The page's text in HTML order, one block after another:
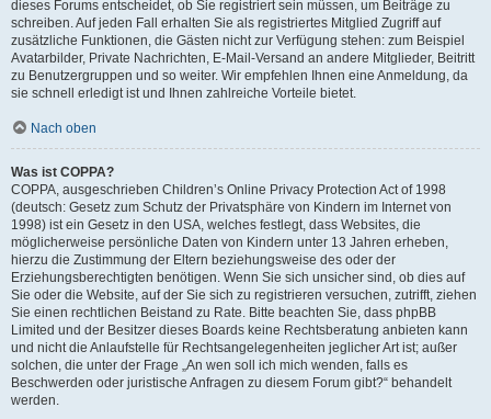
dieses Forums entscheidet, ob Sie registriert sein müssen, um Beiträge zu
schreiben. Auf jeden Fall erhalten Sie als registriertes Mitglied Zugriff auf
zusätzliche Funktionen, die Gästen nicht zur Verfügung stehen: zum Beispiel
Avatarbilder, Private Nachrichten, E-Mail-Versand an andere Mitglieder, Beitritt
zu Benutzergruppen und so weiter. Wir empfehlen Ihnen eine Anmeldung, da
sie schnell erledigt ist und Ihnen zahlreiche Vorteile bietet.
Nach oben
Was ist COPPA?
COPPA, ausgeschrieben Children’s Online Privacy Protection Act of 1998
(deutsch: Gesetz zum Schutz der Privatsphäre von Kindern im Internet von
1998) ist ein Gesetz in den USA, welches festlegt, dass Websites, die
möglicherweise persönliche Daten von Kindern unter 13 Jahren erheben,
hierzu die Zustimmung der Eltern beziehungsweise des oder der
Erziehungsberechtigten benötigen. Wenn Sie sich unsicher sind, ob dies auf
Sie oder die Website, auf der Sie sich zu registrieren versuchen, zutrifft, ziehen
Sie einen rechtlichen Beistand zu Rate. Bitte beachten Sie, dass phpBB
Limited und der Besitzer dieses Boards keine Rechtsberatung anbieten kann
und nicht die Anlaufstelle für Rechtsangelegenheiten jeglicher Art ist; außer
solchen, die unter der Frage „An wen soll ich mich wenden, falls es
Beschwerden oder juristische Anfragen zu diesem Forum gibt?“ behandelt
werden.